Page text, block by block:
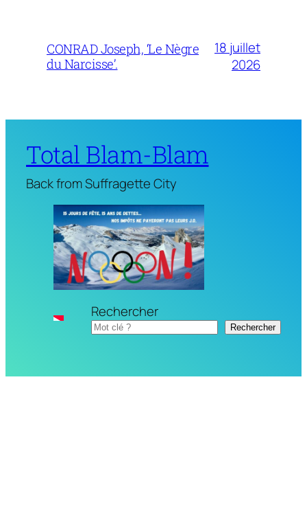
CONRAD Joseph, ‘Le Nègre
du Narcisse’.
18 juillet
2026
Total Blam-Blam
Back from Suffragette City
Rechercher
Rechercher